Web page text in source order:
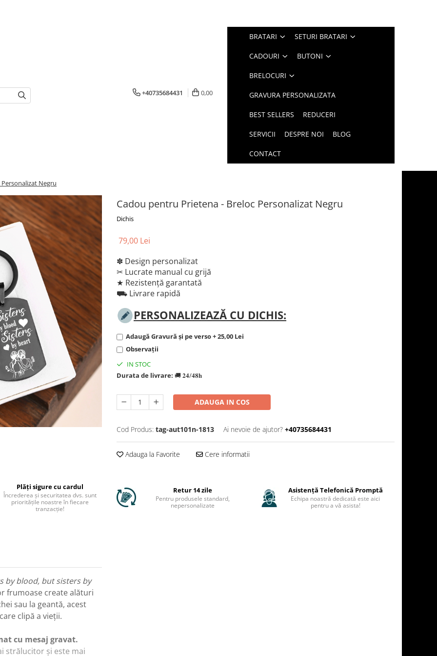
+40735684431 0,00
BRATARI SETURI BRATARI
CADOURI BUTONI
BRELOCURI
GRAVURA PERSONALIZATA
BEST SELLERS REDUCERI
SERVICII DESPRE NOI BLOG
CONTACT
Negru
Cadou pentru Prietena - Breloc Personalizat Negru
Dichis
79,00 Lei
✽ Design personalizat
✂︎ Lucrate manual cu grijă
★ Rezistență garantată
⛟ Livrare rapidă
PERSONALIZEAZĂ CU DICHIS:
Adaugă Gravură și pe verso + 25,00 Lei
Observații
IN STOC
Durata de livrare: 🚚 𝟐𝟒/𝟒𝟖𝐡
ADAUGA IN COS
Cod Produs: tag-aut101n-1813 Ai nevoie de ajutor? +40735684431
Adauga la Favorite Cere informatii
Plăți sigure cu cardul
Încrederea și securitatea dvs. sunt
prioritățile noastre în fiecare
tranzacție!
Retur 14 zile
Pentru produsele standard,
nepersonalizate
Asistență Telefonică Promptă
Echipa noastră dedicată este aici
pentru a vă asista!
by blood, but sisters by
frumoase create alături
sau la geantă, acest
clipă a vieții.
cu mesaj gravat.
strălucitor și este mai